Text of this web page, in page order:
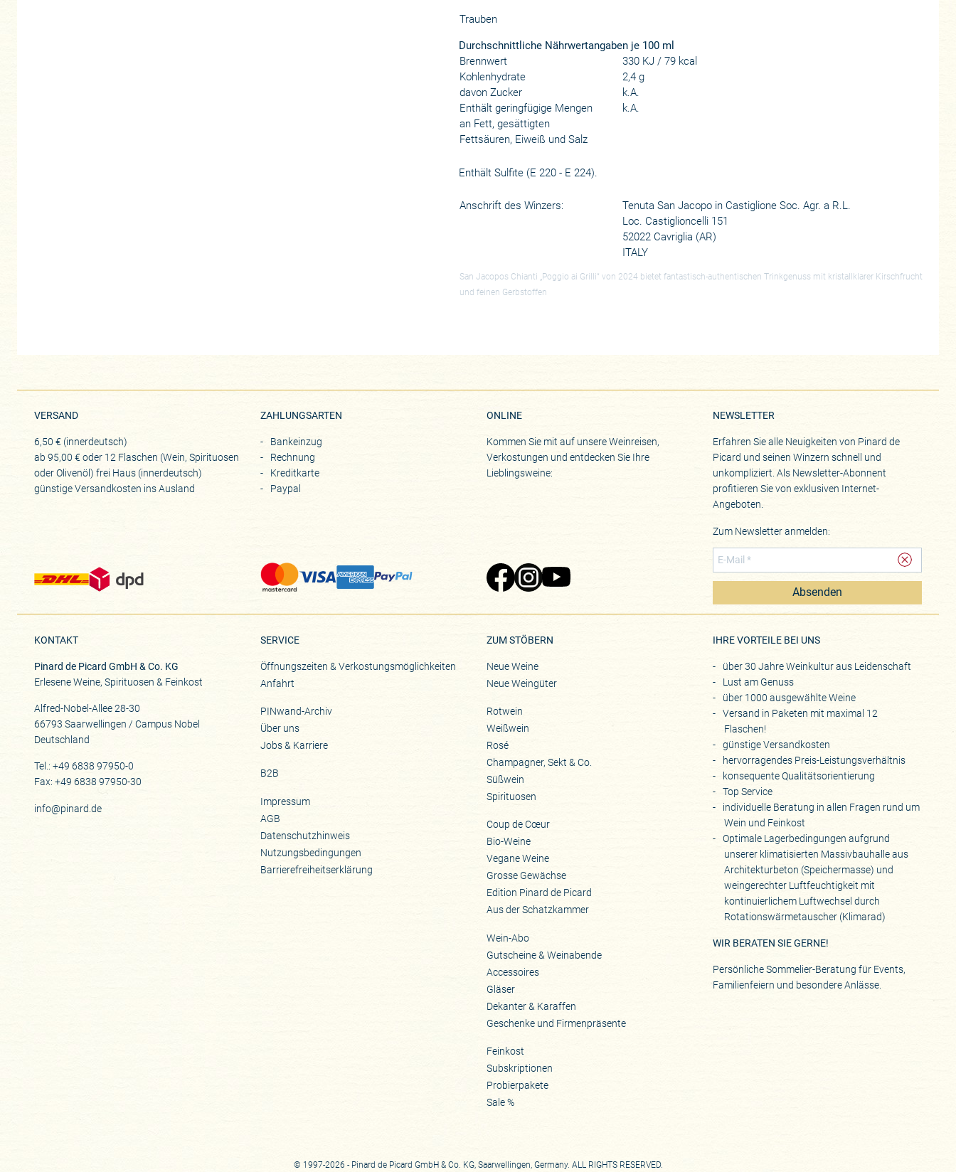
Trauben
Durchschnittliche Nährwertangaben je 100 ml
Brennwert
330 KJ / 79 kcal
Kohlenhydrate
2,4 g
davon Zucker
k.A.
Enthält geringfügige Mengen
an Fett, gesättigten
Fettsäuren, Eiweiß und Salz
k.A.
Enthält Sulfite (E 220 - E 224).
Anschrift des Winzers:
Tenuta San Jacopo in Castiglione Soc. Agr. a R.L.
Loc. Castiglioncelli 151
52022 Cavriglia (AR)
ITALY
San Jacopos Chianti „Poggio ai Grilli“ von 2024 bietet fantastisch-authentischen Trinkgenuss mit kristallklarer Kirschfrucht
und feinen Gerbstoffen
VERSAND
6,50 € (innerdeutsch)
ab 95,00 € oder 12 Flaschen (Wein, Spirituosen
oder Olivenöl) frei Haus (innerdeutsch)
günstige Versandkosten ins Ausland
ZAHLUNGSARTEN
Bankeinzug
Rechnung
Kreditkarte
Paypal
ONLINE
Kommen Sie mit auf unsere Weinreisen,
Verkostungen und entdecken Sie Ihre
Lieblingsweine:
NEWSLETTER
Erfahren Sie alle Neuigkeiten von Pinard de
Picard und seinen Winzern schnell und
unkompliziert. Als Newsletter-Abonnent
profitieren Sie von exklusiven Internet-
Angeboten.
Zum Newsletter anmelden:
Absenden
KONTAKT
Pinard de Picard GmbH & Co. KG
Erlesene Weine, Spirituosen & Feinkost
Alfred-Nobel-Allee 28-30
66793 Saarwellingen / Campus Nobel
Deutschland
Tel.: +49 6838 97950-0
Fax: +49 6838 97950-30
info@pinard.de
SERVICE
Öffnungszeiten & Verkostungsmöglichkeiten
Anfahrt
PINwand-Archiv
Über uns
Jobs & Karriere
B2B
Impressum
AGB
Datenschutzhinweis
Nutzungsbedingungen
Barrierefreiheitserklärung
ZUM STÖBERN
Neue Weine
Neue Weingüter
Rotwein
Weißwein
Rosé
Champagner, Sekt & Co.
Süßwein
Spirituosen
Coup de Cœur
Bio-Weine
Vegane Weine
Grosse Gewächse
Edition Pinard de Picard
Aus der Schatzkammer
Wein-Abo
Gutscheine & Weinabende
Accessoires
Gläser
Dekanter & Karaffen
Geschenke und Firmenpräsente
Feinkost
Subskriptionen
Probierpakete
Sale %
IHRE VORTEILE BEI UNS
über 30 Jahre Weinkultur aus Leidenschaft
Lust am Genuss
über 1000 ausgewählte Weine
Versand in Paketen mit maximal 12
Flaschen!
günstige Versandkosten
hervorragendes Preis-Leistungsverhältnis
konsequente Qualitätsorientierung
Top Service
individuelle Beratung in allen Fragen rund um
Wein und Feinkost
Optimale Lagerbedingungen aufgrund
unserer klimatisierten Massivbauhalle aus
Architekturbeton (Speichermasse) und
weingerechter Luftfeuchtigkeit mit
kontinuierlichem Luftwechsel durch
Rotationswärmetauscher (Klimarad)
WIR BERATEN SIE GERNE!
Persönliche Sommelier-Beratung für Events,
Familienfeiern und besondere Anlässe.
© 1997-2026 - Pinard de Picard GmbH & Co. KG, Saarwellingen, Germany. ALL RIGHTS RESERVED.